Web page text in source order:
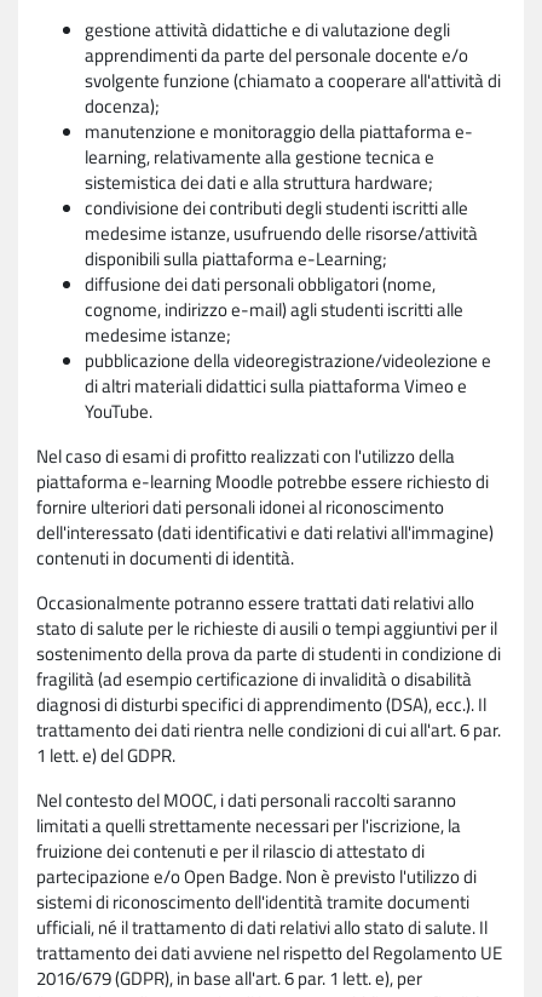
gestione attività didattiche e di valutazione degli
apprendimenti da parte del personale docente e/o
svolgente funzione (chiamato a cooperare all'attività di
docenza);
manutenzione e monitoraggio della piattaforma e-
learning, relativamente alla gestione tecnica e
sistemistica dei dati e alla struttura hardware;
condivisione dei contributi degli studenti iscritti alle
medesime istanze, usufruendo delle risorse/attività
disponibili sulla piattaforma e-Learning;
diffusione dei dati personali obbligatori (nome,
cognome, indirizzo e-mail) agli studenti iscritti alle
medesime istanze;
pubblicazione della videoregistrazione/videolezione e
di altri materiali didattici sulla piattaforma Vimeo e
YouTube.
Nel caso di esami di profitto realizzati con l'utilizzo della
piattaforma e-learning Moodle potrebbe essere richiesto di
fornire ulteriori dati personali idonei al riconoscimento
dell'interessato (dati identificativi e dati relativi all'immagine)
contenuti in documenti di identità.
Occasionalmente potranno essere trattati dati relativi allo
stato di salute per le richieste di ausili o tempi aggiuntivi per il
sostenimento della prova da parte di studenti in condizione di
fragilità (ad esempio certificazione di invalidità o disabilità
diagnosi di disturbi specifici di apprendimento (DSA), ecc.). Il
trattamento dei dati rientra nelle condizioni di cui all'art. 6 par.
1 lett. e) del GDPR.
Nel contesto del MOOC, i dati personali raccolti saranno
limitati a quelli strettamente necessari per l'iscrizione, la
fruizione dei contenuti e per il rilascio di attestato di
partecipazione e/o Open Badge. Non è previsto l'utilizzo di
sistemi di riconoscimento dell'identità tramite documenti
ufficiali, né il trattamento di dati relativi allo stato di salute. Il
trattamento dei dati avviene nel rispetto del Regolamento UE
2016/679 (GDPR), in base all'art. 6 par. 1 lett. e), per